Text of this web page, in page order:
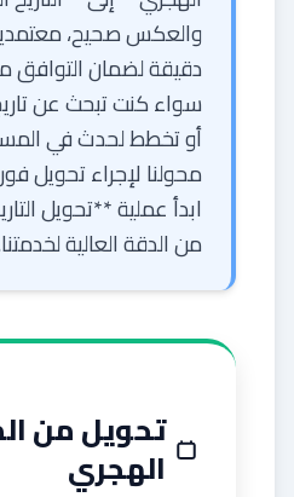
والعكس صحيح،
دقيقة لضمان التوافق
سواء كنت تبحث عن
أو تخطط لحدث في
محولنا لإجراء تحويل
ابدأ عملية **تحويل
من الدقة العالية
تحويل من
الهجري